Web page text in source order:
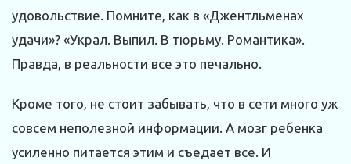
удовольствие. Помните, как в «Джентльменах
удачи»? «Украл. Выпил. В тюрьму. Романтика».
Правда, в реальности все это печально.
Кроме того, не стоит забывать, что в сети много уж
совсем неполезной информации. А мозг ребенка
усиленно питается этим и съедает все. И